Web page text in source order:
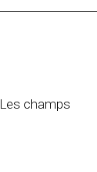
Les champs